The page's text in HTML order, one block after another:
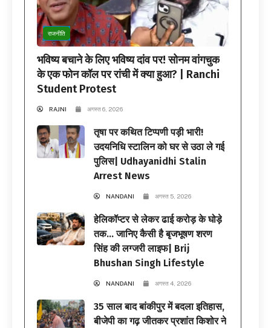
राजनीति
भविष्य बचाने के लिए भविष्य दांव पर! सोनम वांगचुक
के एक फोन कॉल पर रांची में क्या हुआ? | Ranchi
Student Protest
RAJNI अगस्त 6, 2026
तृषा पर कथित टिप्पणी पड़ी भारी!
उदयनिधि स्टालिन को घर से उठा ले गई
पुलिस| Udhayanidhi Stalin
Arrest News
NANDANI अगस्त 5, 2026
हेलिकॉप्टर से लेकर ढाई करोड़ के घोड़े
तक… जानिए कैसी है बृजभूषण शरण
सिंह की लग्जरी लाइफ| Brij
Bhushan Singh Lifestyle
NANDANI अगस्त 4, 2026
35 साल बाद बांकीपुर में बदला इतिहास,
बीजेपी का गढ़ जीतकर प्रशांत किशोर ने